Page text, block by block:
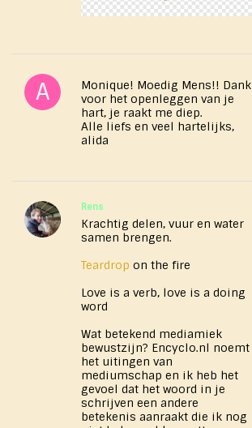
Monique! Moedig Mens!! Dank
voor het openleggen van je
hart, je raakt me diep.
Alle liefs en veel hartelijks,
alida
Rens
Krachtig delen, vuur en water
samen brengen.
Teardrop on the fire
Love is a verb, love is a doing
word
Wat betekend mediamiek
bewustzijn? Encyclo.nl noemt
het uitingen van
mediumschap en ik heb het
gevoel dat het woord in je
schrijven een andere
betekenis aanraakt die ik nog